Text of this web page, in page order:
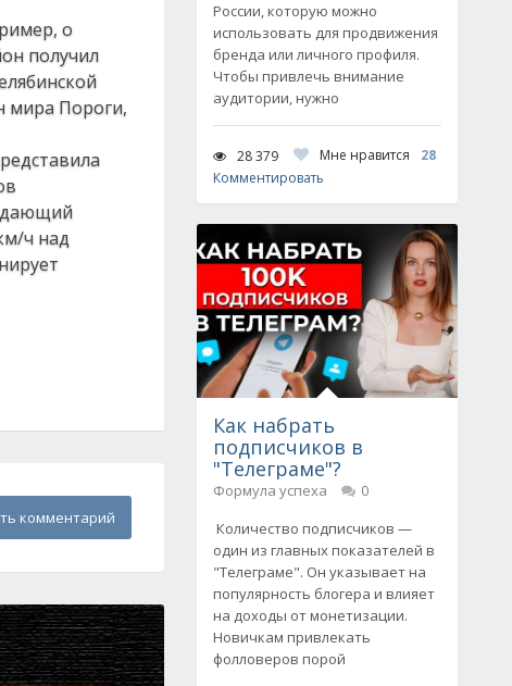
о
получил
мира Пороги,
дающий
ч над
комментарий
России, которую можно
использовать для продвижения
бренда или личного профиля.
Чтобы привлечь внимание
аудитории, нужно
28 379 Мне нравится
28
Комментировать
Как набрать
подписчиков в
"Телеграме"?
Формула успеха
0
Количество подписчиков —
один из главных показателей в
"Телеграме". Он указывает на
популярность блогера и влияет
на доходы от монетизации.
Новичкам привлекать
фолловеров порой